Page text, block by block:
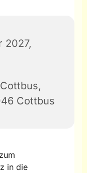
2027,
Cottbus
in die